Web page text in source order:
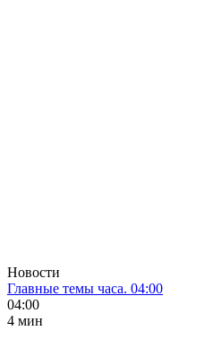
Новости
Главные темы часа. 04:00
04:00
4 мин